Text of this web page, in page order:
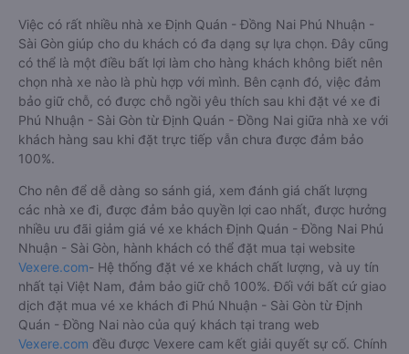
Việc có rất nhiều nhà xe Định Quán - Đồng Nai Phú Nhuận -
Sài Gòn giúp cho du khách có đa dạng sự lựa chọn. Đây cũng
có thể là một điều bất lợi làm cho hàng khách không biết nên
chọn nhà xe nào là phù hợp với mình. Bên cạnh đó, việc đảm
bảo giữ chỗ, có được chỗ ngồi yêu thích sau khi đặt vé xe đi
Phú Nhuận - Sài Gòn từ Định Quán - Đồng Nai giữa nhà xe với
khách hàng sau khi đặt trực tiếp vẫn chưa được đảm bảo
100%.
Cho nên để dễ dàng so sánh giá, xem đánh giá chất lượng
các nhà xe đi, được đảm bảo quyền lợi cao nhất, được hưởng
nhiều ưu đãi giảm giá vé xe khách Định Quán - Đồng Nai Phú
Nhuận - Sài Gòn, hành khách có thể đặt mua tại website
Vexere.com- Hệ thống đặt vé xe khách chất lượng, và uy tín
nhất tại Việt Nam, đảm bảo giữ chỗ 100%. Đối với bất cứ giao
dịch đặt mua vé xe khách đi Phú Nhuận - Sài Gòn từ Định
Quán - Đồng Nai nào của quý khách tại trang web
Vexere.com đều được Vexere cam kết giải quyết sự cố. Chính